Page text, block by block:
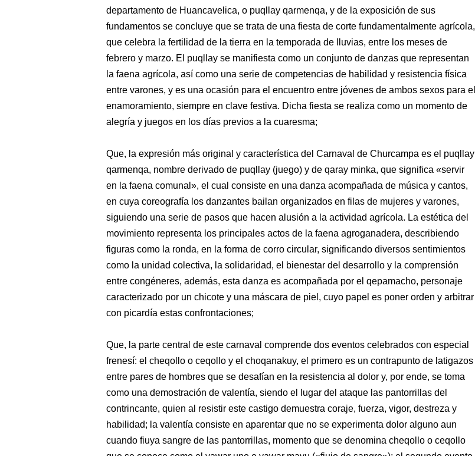
departamento de Huancavelica, o puqllay qarmenqa, y de la exposición de sus
fundamentos se concluye que se trata de una fiesta de corte fundamentalmente agrícola,
que celebra la fertilidad de la tierra en la temporada de lluvias, entre los meses de
febrero y marzo. El puqllay se manifiesta como un conjunto de danzas que representan
la faena agrícola, así como una serie de competencias de habilidad y resistencia física
entre varones, y es una ocasión para el encuentro entre jóvenes de ambos sexos para el
enamoramiento, siempre en clave festiva. Dicha fiesta se realiza como un momento de
alegría y juegos en los días previos a la cuaresma;
Que, la expresión más original y característica del Carnaval de Churcampa es el puqllay
qarmenqa, nombre derivado de puqllay (juego) y de qaray minka, que significa «servir
en la faena comunal», el cual consiste en una danza acompañada de música y cantos,
en cuya coreografía los danzantes bailan organizados en filas de mujeres y varones,
siguiendo una serie de pasos que hacen alusión a la actividad agrícola. La estética del
movimiento representa los principales actos de la faena agroganadera, describiendo
figuras como la ronda, en la forma de corro circular, significando diversos sentimientos
como la unidad colectiva, la solidaridad, el bienestar del desarrollo y la comprensión
entre congéneres, además, esta danza es acompañada por el qepamacho, personaje
caracterizado por un chicote y una máscara de piel, cuyo papel es poner orden y arbitrar
con picardía estas confrontaciones;
Que, la parte central de este carnaval comprende dos eventos celebrados con especial
frenesí: el cheqollo o ceqollo y el choqanakuy, el primero es un contrapunto de latigazos
entre pares de hombres que se desafían en la resistencia al dolor y, por ende, se toma
como una demostración de valentía, siendo el lugar del ataque las pantorrillas del
contrincante, quien al resistir este castigo demuestra coraje, fuerza, vigor, destreza y
habilidad; la valentía consiste en aparentar que no se experimenta dolor alguno aun
cuando fiuya sangre de las pantorrillas, momento que se denomina cheqollo o ceqollo